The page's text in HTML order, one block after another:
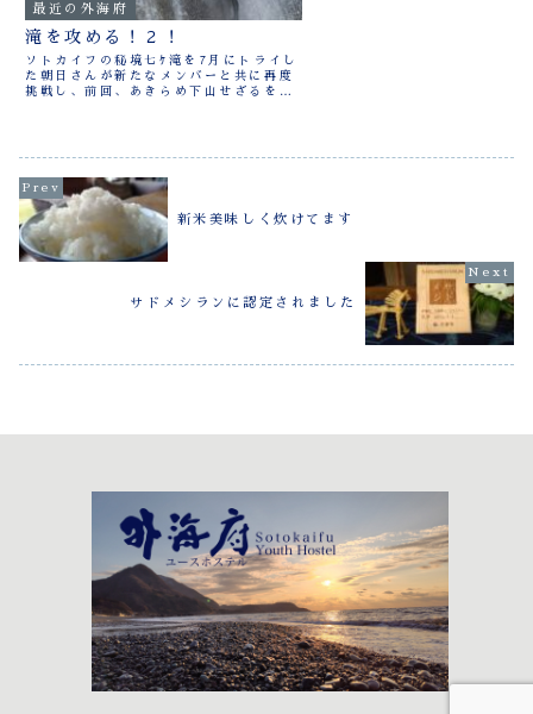
最近の外海府
滝を攻める！２！
ソトカイフの秘境七ｹ滝を7月にトライし
た朝日さんが新たなメンバーと共に再度
挑戦し、前回、あきらめ下山せざるをえ
新米美味しく炊けてます
サドメシランに認定されました